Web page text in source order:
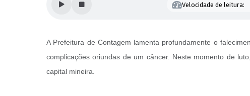
Velocidade de leitura:
A Prefeitura de Contagem lamenta profundamente o
complicações oriundas de um câncer. Neste momento de
capital mineira.